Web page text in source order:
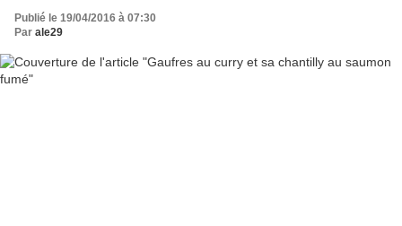
Publié le 19/04/2016 à 07:30
Par ale29